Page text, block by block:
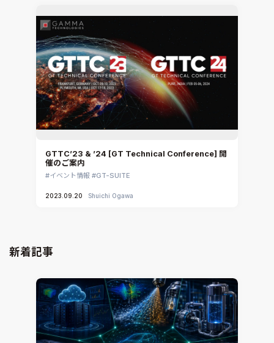
GTTC’23 & ’24 [GT Technical Conference] 開
催のご案内
イベント情報 GT-SUITE
2023.09.20 Shuichi Ogawa
新着記事